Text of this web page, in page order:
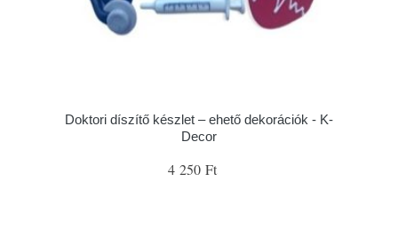
Doktori díszítő készlet – ehető dekorációk - K-
Decor
4 250 Ft